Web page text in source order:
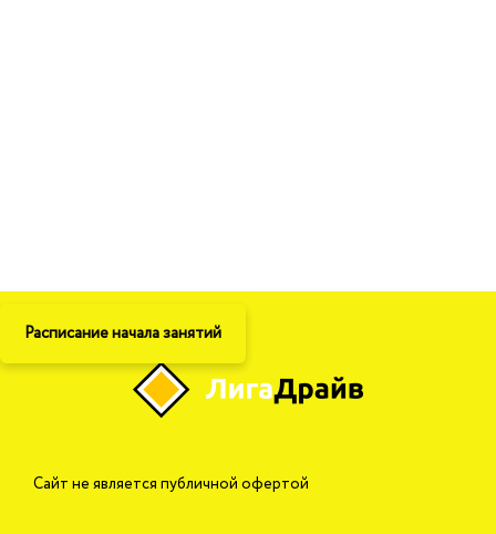
Сайт не является публичной офертой
Расписание начала занятий